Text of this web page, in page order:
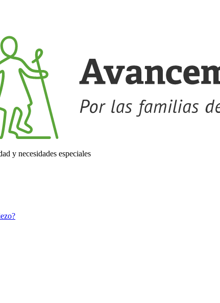
y necesidades especiales